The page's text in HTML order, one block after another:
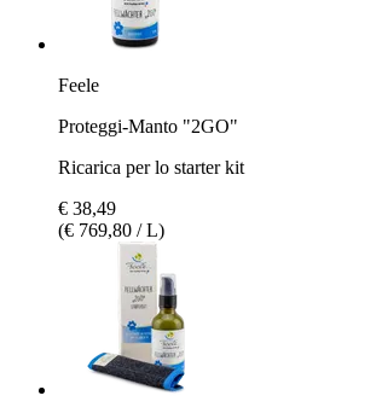
Feele
Proteggi-Manto "2GO"
Ricarica per lo starter kit
€ 38,49
(€ 769,80 / L)